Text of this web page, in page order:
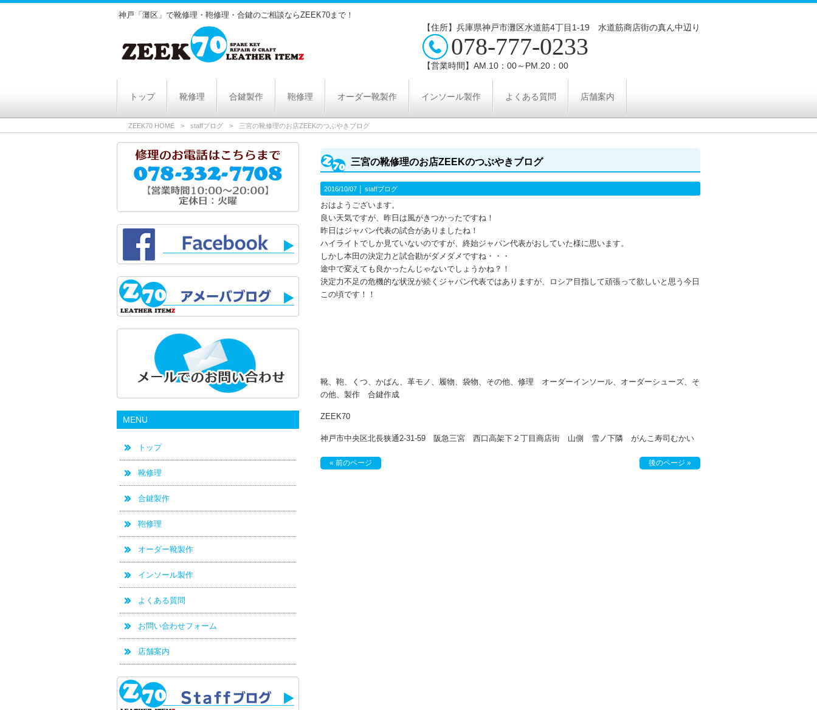
神戸「灘区」で靴修理・鞄修理・合鍵のご相談ならZEEK70まで！
【住所】兵庫県神戸市灘区水道筋4丁目1‐19 水道筋商店街の真ん中辺り
078-777-0233
【営業時間】AM.10：00～PM.20：00
トップ 靴修理 合鍵製作 鞄修理 オーダー靴製作 インソール製作 よくある質問 店舗案内
ZEEK70 HOME > staffブログ > 三宮の靴修理のお店ZEEKのつぶやきブログ
三宮の靴修理のお店ZEEKのつぶやきブログ
2016/10/07 │ staffブログ
おはようございます。
良い天気ですが、昨日は風がきつかったですね！
昨日はジャパン代表の試合がありましたね！
ハイライトでしか見ていないのですが、終始ジャパン代表がおしていた様に思います。
しかし本田の決定力と試合勘がダメダメですね・・・
途中で変えても良かったんじゃないでしょうかね？！
決定力不足の危機的な状況が続くジャパン代表ではありますが、ロシア目指して頑張って欲しいと思う今日
この頃です！！
靴、鞄、くつ、かばん、革モノ、履物、袋物、その他、修理 オーダーインソール、オーダーシューズ、そ
の他、製作 合鍵作成
ZEEK70
神戸市中央区北長狭通2-31-59 阪急三宮 西口高架下２丁目商店街 山側 雪ノ下隣 がんこ寿司むかい
« 前のページ 後のページ »
MENU
トップ
靴修理
合鍵製作
鞄修理
オーダー靴製作
インソール製作
よくある質問
お問い合わせフォーム
店舗案内